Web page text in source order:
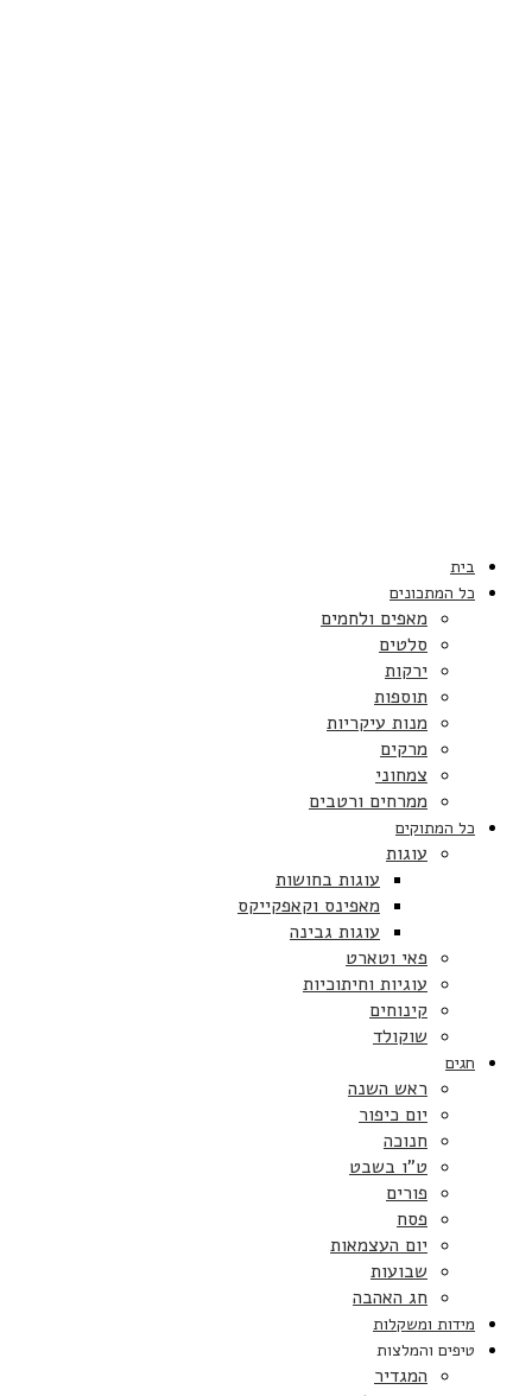
בית
כל המתכונים
מאפים ולחמים
סלטים
ירקות
תוספות
מנות עיקריות
מרקים
צמחוני
ממרחים ורטבים
כל המתוקים
עוגות
עוגות בחושות
מאפינס וקאפקייקס
עוגות גבינה
פאי וטארט
עוגיות וחיתוכיות
קינוחים
שוקולד
חגים
ראש השנה
יום כיפור
חנוכה
ט”ו בשבט
פורים
פסח
יום העצמאות
שבועות
חג האהבה
מידות ומשקלות
טיפים והמלצות
המגדיר